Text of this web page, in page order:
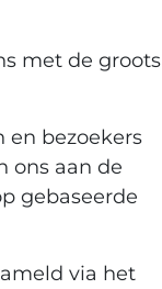
met de groots
en bezoekers
ons aan de
gebaseerde
via het